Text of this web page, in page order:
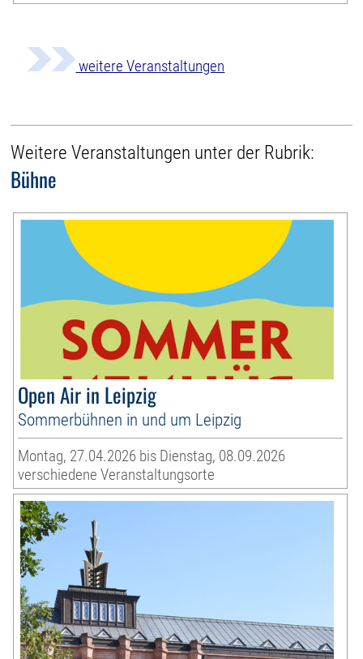
weitere Veranstaltungen
Weitere Veranstaltungen unter der Rubrik:
Bühne
Open Air in Leipzig
Sommerbühnen in und um Leipzig
Montag, 27.04.2026 bis Dienstag, 08.09.2026
verschiedene Veranstaltungsorte